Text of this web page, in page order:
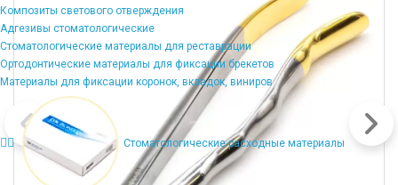
Композиты светового отверждения
Адгезивы стоматологические
Стоматологические материалы для реставрации
Ортодонтические материалы для фиксации брекетов
Материалы для фиксации коронок, вкладок, виниров
Стоматологические расходные материалы